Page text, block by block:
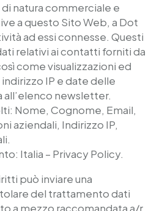
natura commerciale e
a questo Sito Web, a Dot
ad essi connesse. Questi
relativi ai contatti forniti da
come visualizzazioni ed
IP e date delle
all’elenco newsletter.
Nome, Cognome, Email,
aziendali, Indirizzo IP,
Italia – Privacy Policy.
può inviare una
del trattamento dati
a mezzo raccomandata a/r